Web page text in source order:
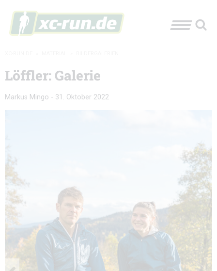
Löffler: Galerie
Markus Mingo - 31. Oktober 2022